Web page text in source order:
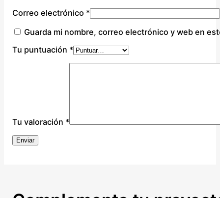
Correo electrónico *
Guarda mi nombre, correo electrónico y web en
Tu puntuación *
Tu valoración *